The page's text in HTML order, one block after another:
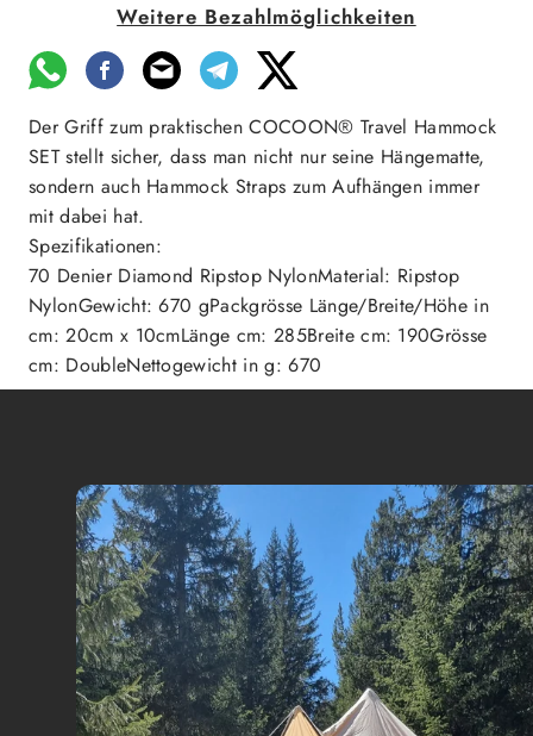
Weitere Bezahlmöglichkeiten
Der Griff zum praktischen COCOON® Travel Hammock
SET stellt sicher, dass man nicht nur seine Hängematte,
sondern auch Hammock Straps zum Aufhängen immer
mit dabei hat.
Spezifikationen:
70 Denier Diamond Ripstop NylonMaterial: Ripstop
NylonGewicht: 670 gPackgrösse Länge/Breite/Höhe in
cm: 20cm x 10cmLänge cm: 285Breite cm: 190Grösse
cm: DoubleNettogewicht in g: 670